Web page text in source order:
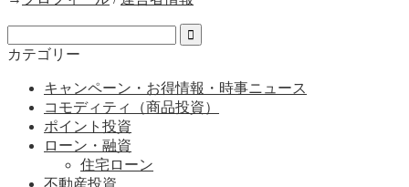
カテゴリー
キャンペーン・お得情報・時事ニュース
コモディティ（商品投資）
ポイント投資
ローン・融資
住宅ローン
不動産投資